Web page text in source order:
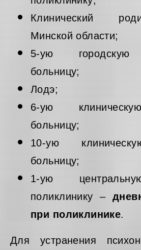
Клинический
Минской области;
5-ую городскую
больницу;
Лодэ;
6-ую
больницу;
10-ую
больницу;
1-ую
поликлинику –
при поликлинике
Для устранения